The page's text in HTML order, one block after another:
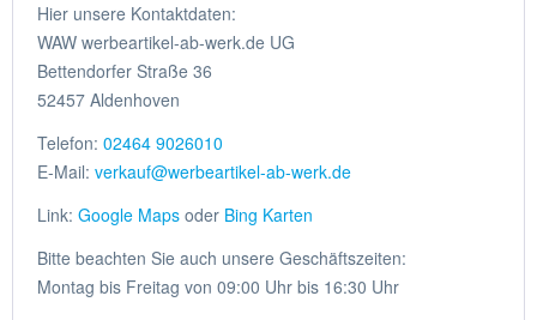
Hier unsere Kontaktdaten:
WAW werbeartikel-ab-werk.de UG
Bettendorfer Straße 36
52457 Aldenhoven
Telefon: 02464 9026010
E-Mail: verkauf@werbeartikel-ab-werk.de
Link: Google Maps oder Bing Karten
Bitte beachten Sie auch unsere Geschäftszeiten:
Montag bis Freitag von 09:00 Uhr bis 16:30 Uhr